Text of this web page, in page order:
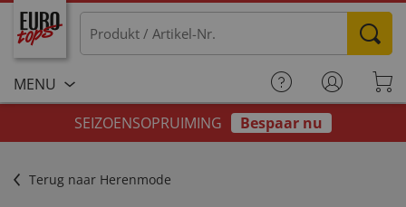
MENU
SEIZOENSOPRUIMING
Bespaar nu
Terug naar Herenmode